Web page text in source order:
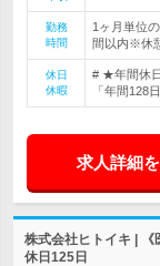
勤務
時間
1ヶ月単位
間以内※休
休日
休暇
# ★年間休
「年間128
求人詳細
株式会社ヒトイキ | 《
休日125日